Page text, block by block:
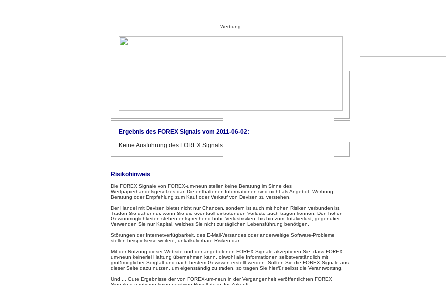
Werbung
Ergebnis des FOREX Signals vom 2011-06-02:
Keine Ausführung des FOREX Signals
Risikohinweis
Die FOREX Signale von FOREX-um-neun stellen keine Beratung im Sinne des
Wertpapierhandelsgesetzes dar. Die enthaltenen Informationen sind nicht als Angebot, Werbung,
Beratung oder Empfehlung zum Kauf oder Verkauf von Devisen zu verstehen.
Der Handel mit Devisen bietet nicht nur Chancen, sondern ist auch mit hohen Risiken verbunden ist.
Traden Sie daher nur, wenn Sie die eventuell eintretenden Verluste auch tragen können. Den hohen
Gewinnmöglichkeiten stehen entsprechend hohe Verlustrisiken, bis hin zum Totalverlust, gegenüber.
Verwenden Sie nur Kapital, welches Sie nicht zur täglichen Lebensführung benötigen.
Störungen der Internetverfügbarkeit, des E-Mail-Versandes oder anderweitige Software-Probleme
stellen beispielseise weitere, unkalkulierbare Risiken dar.
Mit der Nutzung dieser Website und der angebotenen FOREX Signale akzeptieren Sie, dass FOREX-
um-neun keinerlei Haftung übernehmen kann, obwohl alle Informationen selbstverständlich mit
größtmöglicher Sorgfalt und nach bestem Gewissen erstellt werden. Sollten Sie die FOREX Signale aus
dieser Seite dazu nutzen, um eigenständig zu traden, so tragen Sie hierfür selbst die Verantwortung.
Und ... Gute Ergebnisse der von FOREX-um-neun in der Vergangenheit veröffentlichten FOREX